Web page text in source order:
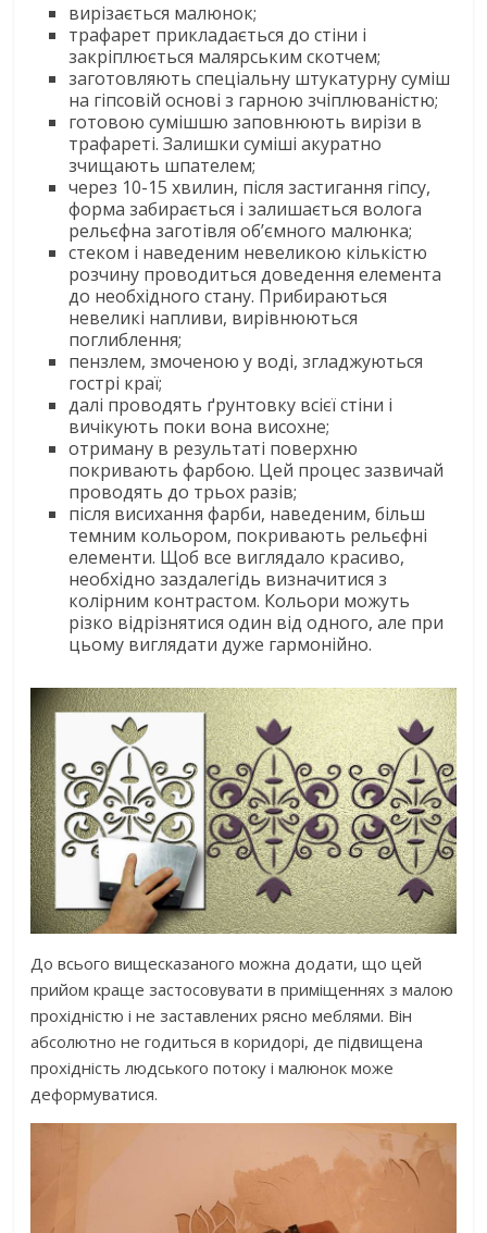
вирізається малюнок;
трафарет прикладається до стіни і
закріплюється малярським скотчем;
заготовляють спеціальну штукатурну суміш
на гіпсовій основі з гарною зчіплюваністю;
готовою сумішшю заповнюють вирізи в
трафареті. Залишки суміші акуратно
зчищають шпателем;
через 10-15 хвилин, після застигання гіпсу,
форма забирається і залишається волога
рельєфна заготівля об’ємного малюнка;
стеком і наведеним невеликою кількістю
розчину проводиться доведення елемента
до необхідного стану. Прибираються
невеликі напливи, вирівнюються
поглиблення;
пензлем, змоченою у воді, згладжуються
гострі краї;
далі проводять ґрунтовку всієї стіни і
вичікують поки вона висохне;
отриману в результаті поверхню
покривають фарбою. Цей процес зазвичай
проводять до трьох разів;
після висихання фарби, наведеним, більш
темним кольором, покривають рельєфні
елементи. Щоб все виглядало красиво,
необхідно заздалегідь визначитися з
колірним контрастом. Кольори можуть
різко відрізнятися один від одного, але при
цьому виглядати дуже гармонійно.
До всього вищесказаного можна додати, що цей
прийом краще застосовувати в приміщеннях з малою
прохідністю і не заставлених рясно меблями. Він
абсолютно не годиться в коридорі, де підвищена
прохідність людського потоку і малюнок може
деформуватися.